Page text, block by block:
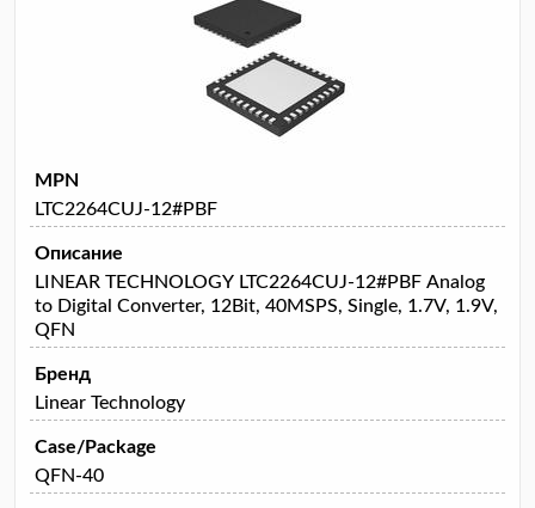
MPN
LTC2264CUJ-12#PBF
Описание
LINEAR TECHNOLOGY LTC2264CUJ-12#PBF Analog
to Digital Converter, 12Bit, 40MSPS, Single, 1.7V, 1.9V,
QFN
Бренд
Linear Technology
Case/Package
QFN-40